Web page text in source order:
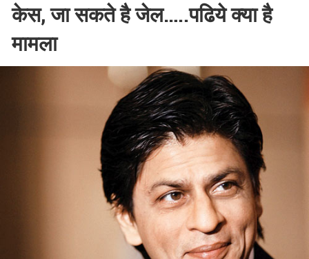
केस, जा सकते है जेल…..पढिये क्या है
मामला